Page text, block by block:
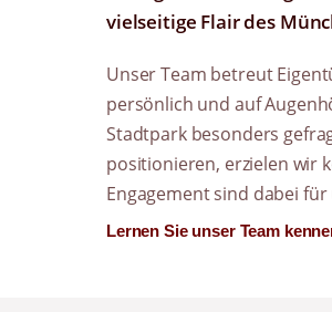
vielseitige Flair des
Unser Team betreut
persönlich und auf
Stadtpark besonders
positionieren, erzielen wir
Engagement sind dabei
Lernen Sie unser Team